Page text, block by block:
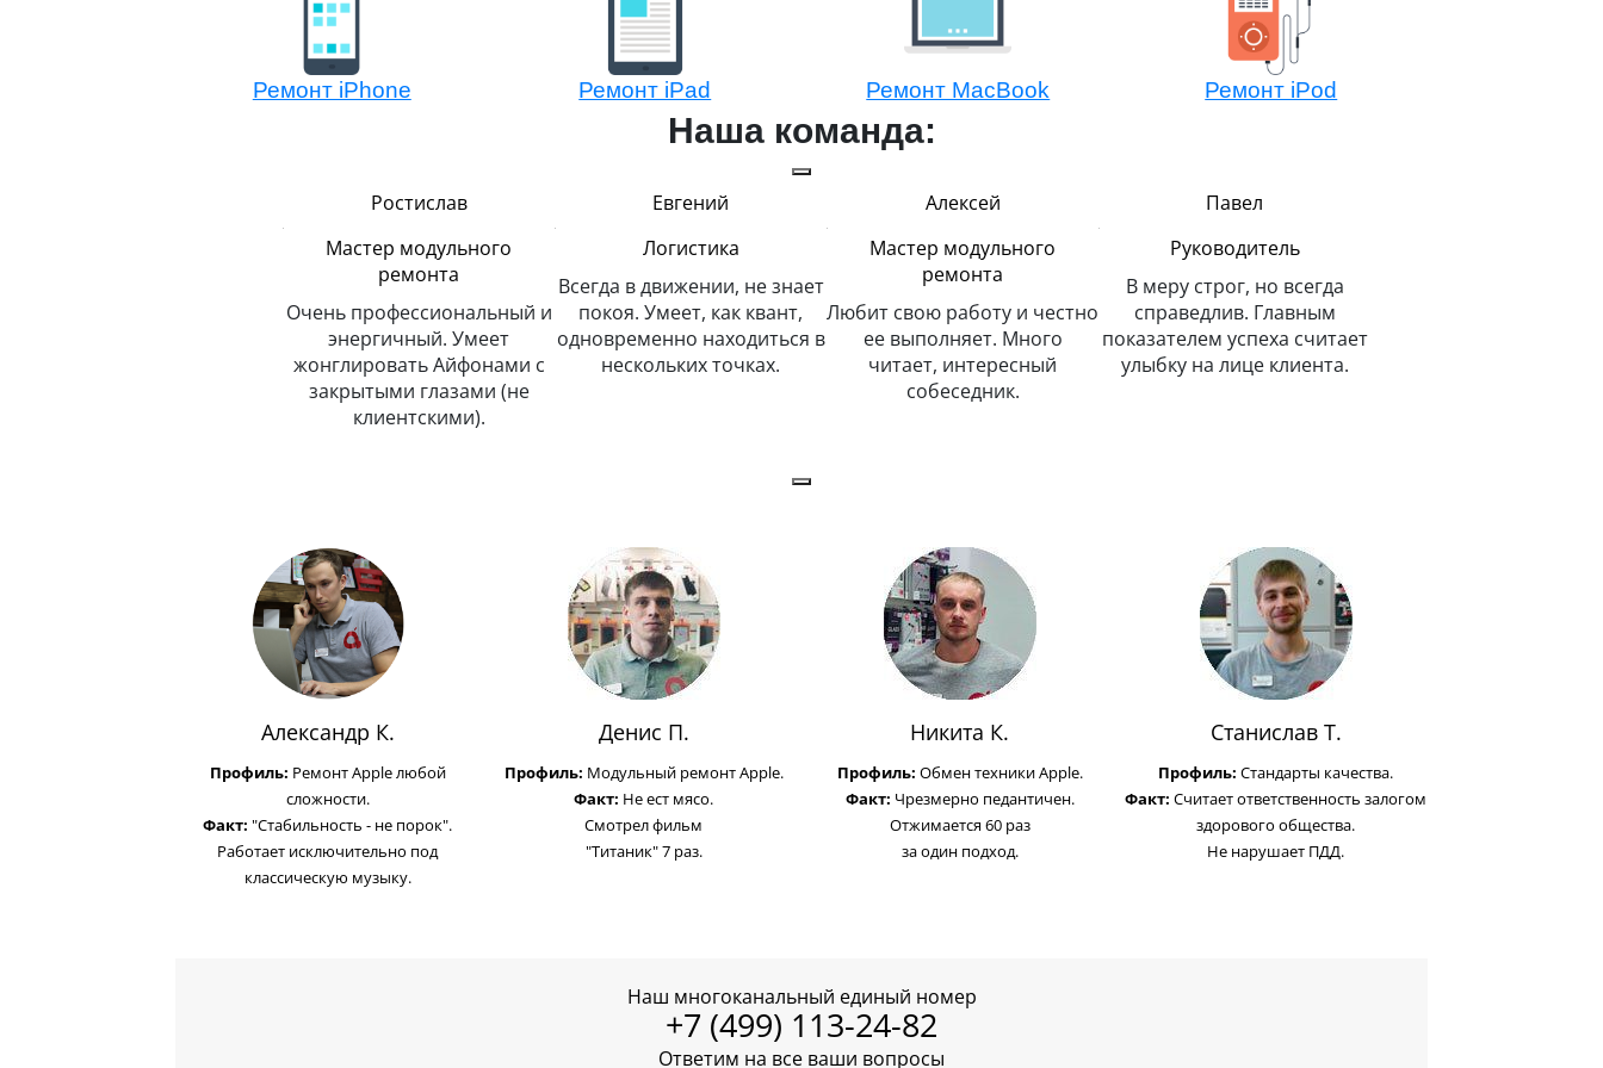
Ремонт iPhone Ремонт iPad Ремонт MacBook Ремонт iPod
Наша команда:
Ростислав
Мастер модульного
ремонта
Очень профессиональный и
энергичный. Умеет
жонглировать Айфонами с
закрытыми глазами (не
клиентскими).
Евгений
Логистика
Всегда в движении, не знает
покоя. Умеет, как квант,
одновременно находиться в
нескольких точках.
Алексей
Мастер модульного
ремонта
Любит свою работу и честно
ее выполняет. Много
читает, интересный
собеседник.
Павел
Руководитель
В меру строг, но всегда
справедлив. Главным
показателем успеха считает
улыбку на лице клиента.
Александр К.
Профиль: Ремонт Apple любой
сложности.
Факт: "Стабильность - не порок".
Работает исключительно под
классическую музыку.
Денис П.
Профиль: Модульный ремонт Apple.
Факт: Не ест мясо.
Смотрел фильм
"Титаник" 7 раз.
Никита К.
Профиль: Обмен техники Apple.
Факт: Чрезмерно педантичен.
Отжимается 60 раз
за один подход.
Станислав Т.
Профиль: Стандарты качества.
Факт: Считает ответственность залогом
здорового общества.
Не нарушает ПДД.
Наш многоканальный единый номер
+7 (499) 113-24-82
Ответим на все ваши вопросы